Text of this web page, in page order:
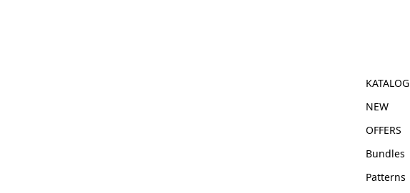
KATALOG
NEW
OFFERS
Bundles
Patterns